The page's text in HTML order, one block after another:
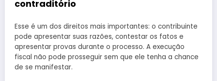
contraditório
Esse é um dos direitos mais importantes: o contribuinte
pode apresentar suas razões, contestar os fatos e
apresentar provas durante o processo. A execução
fiscal não pode prosseguir sem que ele tenha a chance
de se manifestar.